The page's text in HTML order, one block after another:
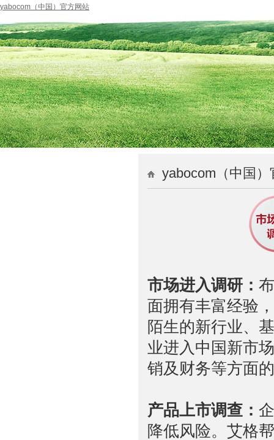
yabocom（中国）官方网站
yabocom（中国
市场进入调研：
面拥有丰富经验
陌生的新行业、
业进入中国新市
销及财务等方面
产品上市调查：
降低风险。艾格